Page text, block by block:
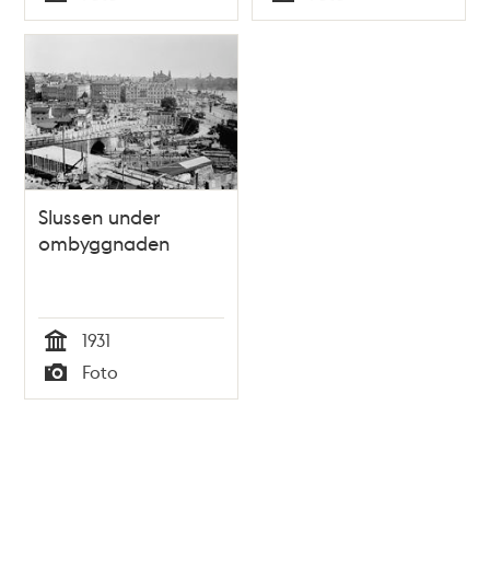
stora krigsövningen
Typ Typ
Slussen under
ombyggnaden
Tid
1931
Typ
Foto